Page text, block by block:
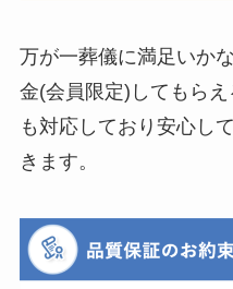
万が一葬儀に満足いか
金(会員限定)してもらえ
も対応しており安心し
きます。